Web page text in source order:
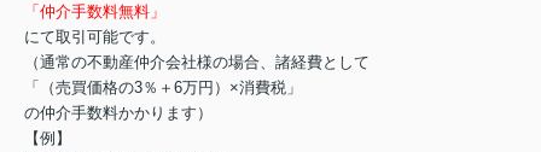
「仲介手数料無料」
にて取引可能です。
（通常の不動産仲介会社様の場合、諸経費として
「（売買価格の3％＋6万円）×消費税」
の仲介手数料かかります）
【例】